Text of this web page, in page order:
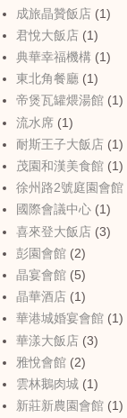
成旅晶贊飯店 (1)
君悅大飯店 (1)
典華幸福機構 (1)
東北角餐廳 (1)
帝煲瓦罐煨湯館 (1)
流水席 (1)
耐斯王子大飯店 (1)
茂園和漢美食館 (1)
徐州路2號庭園會館
國際會議中心 (1)
喜來登大飯店 (3)
彭園會館 (2)
晶宴會館 (5)
晶華酒店 (1)
華港城婚宴會館 (1)
華漾大飯店 (3)
雅悅會館 (2)
雲林鵝肉城 (1)
新莊新農園會館 (1)